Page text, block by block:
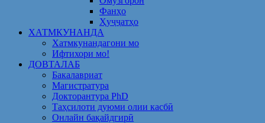
Фанҳо
Ҳуҷҷатҳо
ХАТМКУНАНДА
Хатмкунандагони мо
Ифтихори мо!
ДОВТАЛАБ
Бакалавриат
Магистратура
Докторантура PhD
Таҳсилоти дуюми олии касбӣ
Онлайн бақайдгирӣ